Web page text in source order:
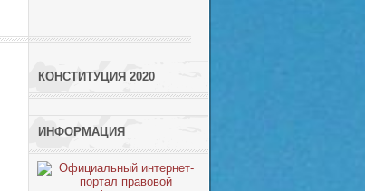
КОНСТИТУЦИЯ 2020
ИНФОРМАЦИЯ